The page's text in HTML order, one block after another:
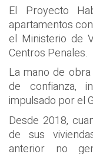
El Proyecto
apartamentos
el Ministerio de
Centros Penales.
La mano de
de confianza,
impulsado por el
Desde 2018,
de sus
anterior no